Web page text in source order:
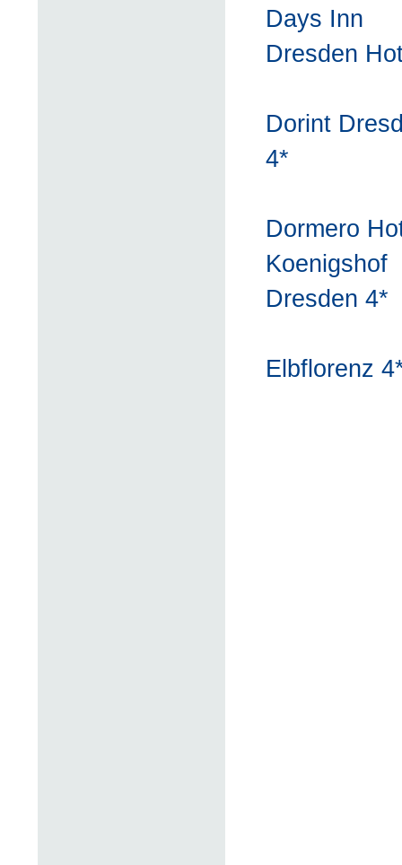
Days Inn
Dresden
Dorint
4*
Dormero
Koenigshof
Dresden 4*
Elbflorenz